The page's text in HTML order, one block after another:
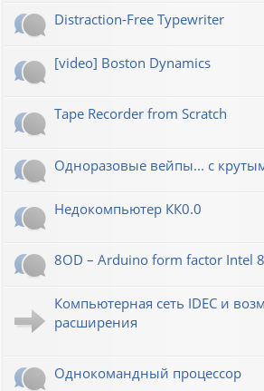
Distraction-Free Typewriter
[video] Boston Dynamics
Tape Recorder from Scratch
Одноразовые вейпы... с
Недокомпьютер КК0.0
8OD – Arduino form factor Intel
Компьютерная сеть IDEC и
расширения
Однокомандный процессор